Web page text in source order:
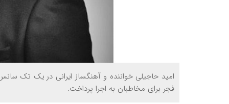
امید حاجیلی خواننده و آهنگساز ایرانی در یک تک
فجر برای مخاطبان به اجرا پرداخت.